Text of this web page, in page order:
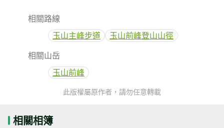
相關路線
玉山主峰步道
玉山前峰登山山徑
相關山岳
玉山前峰
此版權屬原作者，請勿任意轉載
相關相簿